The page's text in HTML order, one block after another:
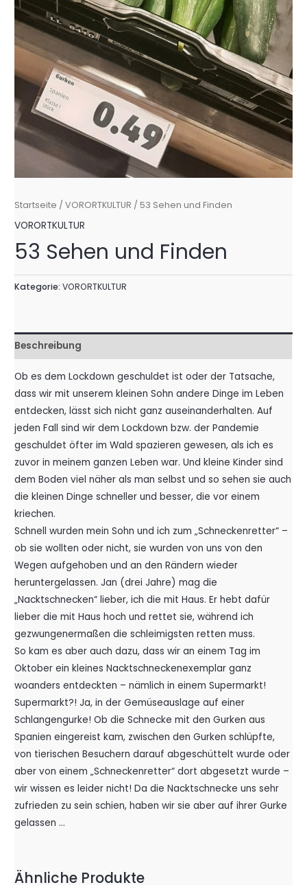
Startseite /VORORTKULTUR / 53 Sehen und Finden
VORORTKULTUR
53 Sehen und Finden
Kategorie:VORORTKULTUR
Beschreibung
Ob es dem Lockdown geschuldet ist oder der Tatsache,
dass wir mit unserem kleinen Sohn andere Dinge im Leben
entdecken, lässt sich nicht ganz auseinanderhalten. Auf
jeden Fall sind wir dem Lockdown bzw. der Pandemie
geschuldet öfter im Wald spazieren gewesen, als ich es
zuvor in meinem ganzen Leben war. Und kleine Kinder sind
dem Boden viel näher als man selbst und so sehen sie auch
die kleinen Dinge schneller und besser, die vor einem
kriechen.
Schnell wurden mein Sohn und ich zum „Schneckenretter“ –
ob sie wollten oder nicht, sie wurden von uns von den
Wegen aufgehoben und an den Rändern wieder
heruntergelassen. Jan (drei Jahre) mag die
„Nacktschnecken“ lieber, ich die mit Haus. Er hebt dafür
lieber die mit Haus hoch und rettet sie, während ich
gezwungenermaßen die schleimigsten retten muss.
So kam es aber auch dazu, dass wir an einem Tag im
Oktober ein kleines Nacktschneckenexemplar ganz
woanders entdeckten – nämlich in einem Supermarkt!
Supermarkt?! Ja, in der Gemüseauslage auf einer
Schlangengurke! Ob die Schnecke mit den Gurken aus
Spanien eingereist kam, zwischen den Gurken schlüpfte,
von tierischen Besuchern darauf abgeschüttelt wurde oder
aber von einem „Schnecken­retter“ dort abgesetzt wurde –
wir wissen es leider nicht! Da die Nacktschnecke uns sehr
zufrieden zu sein schien, haben wir sie aber auf ihrer Gurke
gelassen …
Ähnliche Produkte